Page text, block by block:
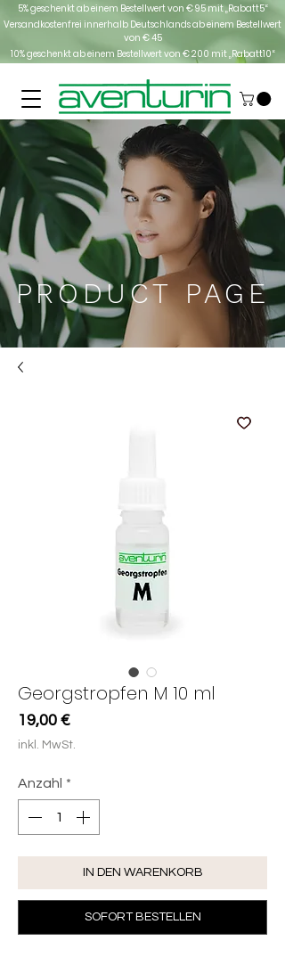
5% geschenkt ab einem Bestellwert von € 95 mit „Rabatt5“
Versandkostenfrei innerhalb Deutschlandsab einem Bestellwert
von € 45
10% geschenkt ab einem Bestellwert von € 200 mit „Rabatt10“
PRODUCT PAGE
Georgstropfen M 10 ml
19,00 €Preis
inkl. MwSt.
Anzahl *
IN DEN WARENKORB
SOFORT BESTELLEN